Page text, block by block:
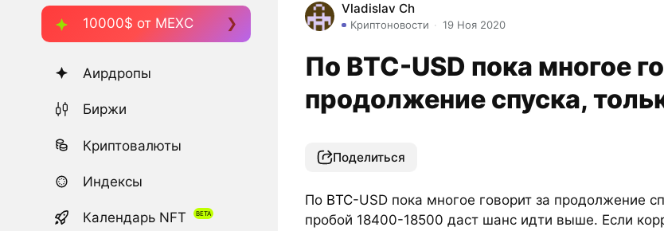
10000$ от MEXC
Аирдропы
Биржи
Криптовалюты
Индексы
Календарь NFT
Vladislav Ch
Криптоновости 19 Ноя 2020
По BTC-USD пока многое
продолжение спуска,
Поделиться
По BTC-USD пока многое говорит за продолжение
пробой 18400-18500 даст шанс идти выше. Если